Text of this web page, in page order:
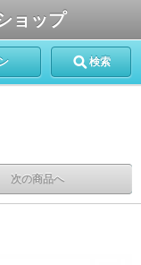
ョップ
検索
次の商品へ